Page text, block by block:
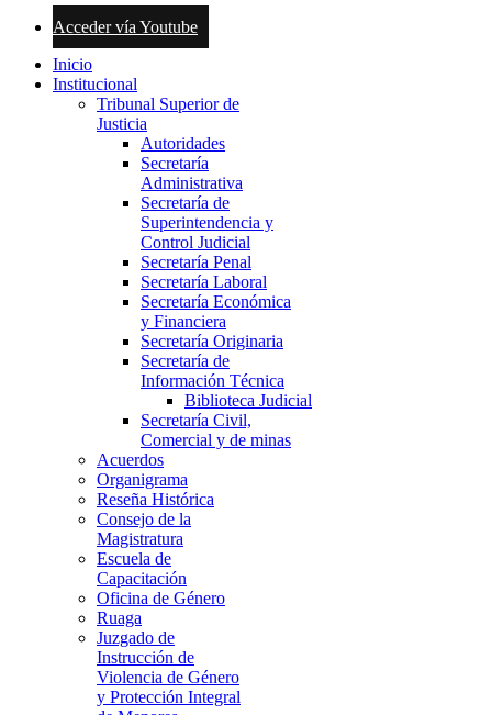
Acceder vía Youtube
Inicio
Institucional
Tribunal Superior de
Justicia
Autoridades
Secretaría
Administrativa
Secretaría de
Superintendencia y
Control Judicial
Secretaría Penal
Secretaría Laboral
Secretaría Económica
y Financiera
Secretaría Originaria
Secretaría de
Información Técnica
Biblioteca Judicial
Secretaría Civil,
Comercial y de minas
Acuerdos
Organigrama
Reseña Histórica
Consejo de la
Magistratura
Escuela de
Capacitación
Oficina de Género
Ruaga
Juzgado de
Instrucción de
Violencia de Género
y Protección Integral